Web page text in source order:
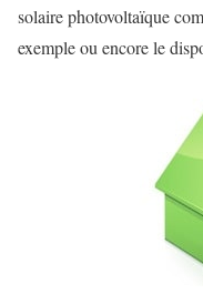
solaire photovoltaïque
exemple ou encore le